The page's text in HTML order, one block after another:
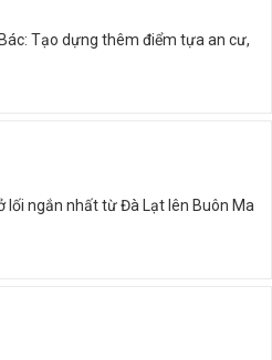
Tạo dựng thêm điểm tựa an cư,
ngắn nhất từ Đà Lạt lên Buôn Ma